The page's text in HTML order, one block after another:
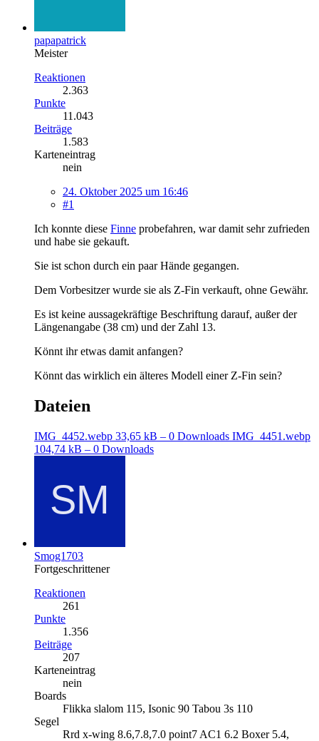
papapatrick
Meister
Reaktionen
2.363
Punkte
11.043
Beiträge
1.583
Karteneintrag
nein
24. Oktober 2025 um 16:46
#1
Ich konnte diese Finne probefahren, war damit sehr zufrieden
und habe sie gekauft.
Sie ist schon durch ein paar Hände gegangen.
Dem Vorbesitzer wurde sie als Z-Fin verkauft, ohne Gewähr.
Es ist keine aussagekräftige Beschriftung darauf, außer der
Längenangabe (38 cm) und der Zahl 13.
Könnt ihr etwas damit anfangen?
Könnt das wirklich ein älteres Modell einer Z-Fin sein?
Dateien
IMG_4452.webp 33,65 kB – 0 Downloads IMG_4451.webp
104,74 kB – 0 Downloads
Smog1703
Fortgeschrittener
Reaktionen
261
Punkte
1.356
Beiträge
207
Karteneintrag
nein
Boards
Flikka slalom 115, Isonic 90 Tabou 3s 110
Segel
Rrd x-wing 8.6,7.8,7.0 point7 AC1 6.2 Boxer 5.4,